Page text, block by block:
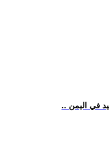
في اليمن